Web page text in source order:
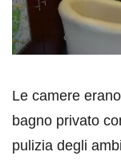
Le camere
bagno privato
pulizia degli